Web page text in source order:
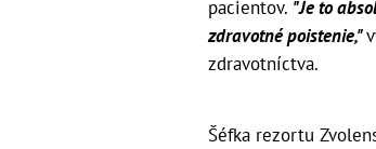
pacientov. "Je to
zdravotné poistenie,"
zdravotníctva.
Šéfka rezortu